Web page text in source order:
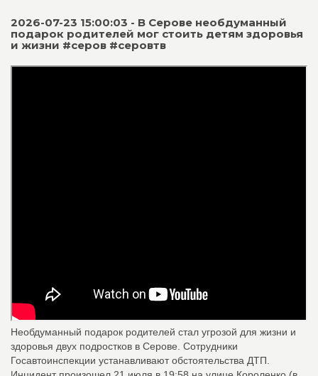
2026-07-23 15:00:03 - В Серове необдуманный
подарок родителей мог стоить детям здоровья
и жизни #серов #серовтв
Необдуманный подарок родителей стал угрозой для жизни и
здоровья двух подростков в Серове. Сотрудники
Госавтоинспекции устанавливают обстоятельства ДТП.